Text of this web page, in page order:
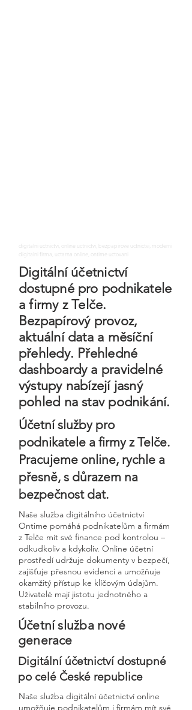
digitalni uctnictvi, online uctnictvi, bezpapirove uctnictvi, moderni
digitalni firma, uctarna online, ontime uctovani
Digitální účetnictví
dostupné pro podnikatele
a firmy z Telče.
Bezpapírový provoz,
aktuální data a měsíční
přehledy. Přehledné
dashboardy a pravidelné
výstupy nabízejí jasný
pohled na stav podnikání.
Účetní služby pro
podnikatele a firmy z Telče.
Pracujeme online, rychle a
přesně, s důrazem na
bezpečnost dat.
Naše služba digitálního účetnictví
Ontime pomáhá podnikatelům a firmám
z Telče mít své finance pod kontrolou –
odkudkoliv a kdykoliv. Online účetní
prostředí udržuje dokumenty v bezpečí,
zajišťuje přesnou evidenci a umožňuje
okamžitý přístup ke klíčovým údajům.
Uživatelé mají jistotu jednotného a
stabilního provozu.
Účetní služba nové
generace
Digitální účetnictví dostupné
po celé České republice
Naše služba digitální účetnictví online
umožňuje podnikatelům i firmám mít své